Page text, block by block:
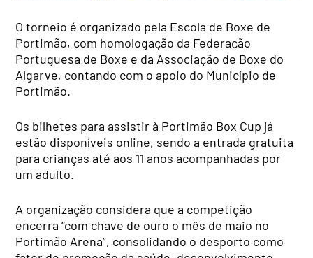
O torneio é organizado pela Escola de Boxe de
Portimão, com homologação da Federação
Portuguesa de Boxe e da Associação de Boxe do
Algarve, contando com o apoio do Município de
Portimão.
Os bilhetes para assistir à Portimão Box Cup já
estão disponíveis online, sendo a entrada gratuita
para crianças até aos 11 anos acompanhadas por
um adulto.
A organização considera que a competição
encerra “com chave de ouro o mês de maio no
Portimão Arena”, consolidando o desporto como